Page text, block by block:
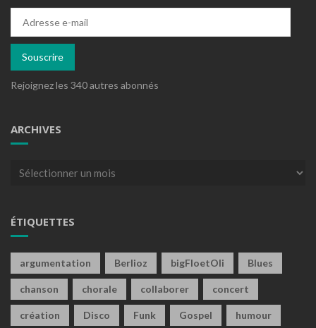
mail
Souscrire
Rejoignez les 340 autres abonnés
ARCHIVES
Archives
ÉTIQUETTES
argumentation Berlioz bigFloetOli Blues
chanson chorale collaborer concert
création Disco Funk Gospel humour